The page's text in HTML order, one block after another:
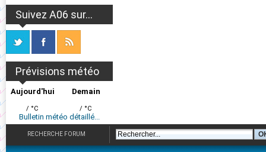
Suivez A06 sur...
Prévisions météo
Aujourd'hui
/ °C
Demain
/ °C
Bulletin météo détaillé...
RECHERCHE FORUM